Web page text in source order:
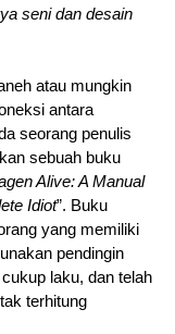
seni dan desain
atau mungkin
antara
seorang penulis
sebuah buku
Alive: A Manual
Idiot”. Buku
yang memiliki
pendingin
laku, dan telah
terhitung